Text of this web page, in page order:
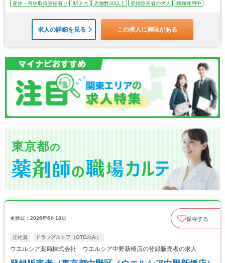
産休・育休取得実績有り
駅チカ 店舗数30以上 登録販売者の求人 積極採用中
求人の詳細を見る この求人に興味がある
東京都の
更新日：2026年6月18日 保存する
正社員 ドラッグストア（OTCのみ）
ウエルシア薬局株式会社 ウエルシア中野新橋店の登録販売者の求人